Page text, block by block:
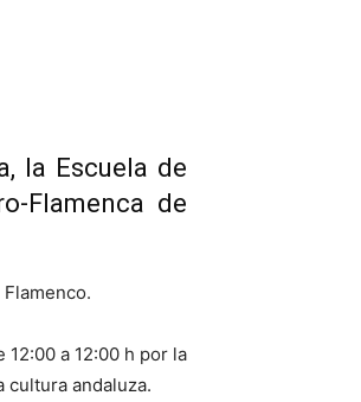
la Escuela de
Flamenca de
a 12:00 h por la
cultura andaluza.